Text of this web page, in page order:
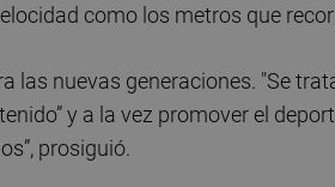
como los metros que
nuevas generaciones. "Se
y a la vez promover el
prosiguió.